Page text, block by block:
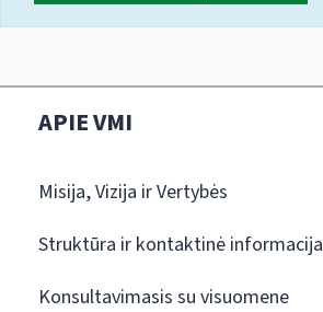
APIE VMI
Misija, Vizija ir Vertybės
Struktūra ir kontaktinė informacija
Konsultavimasis su visuomene